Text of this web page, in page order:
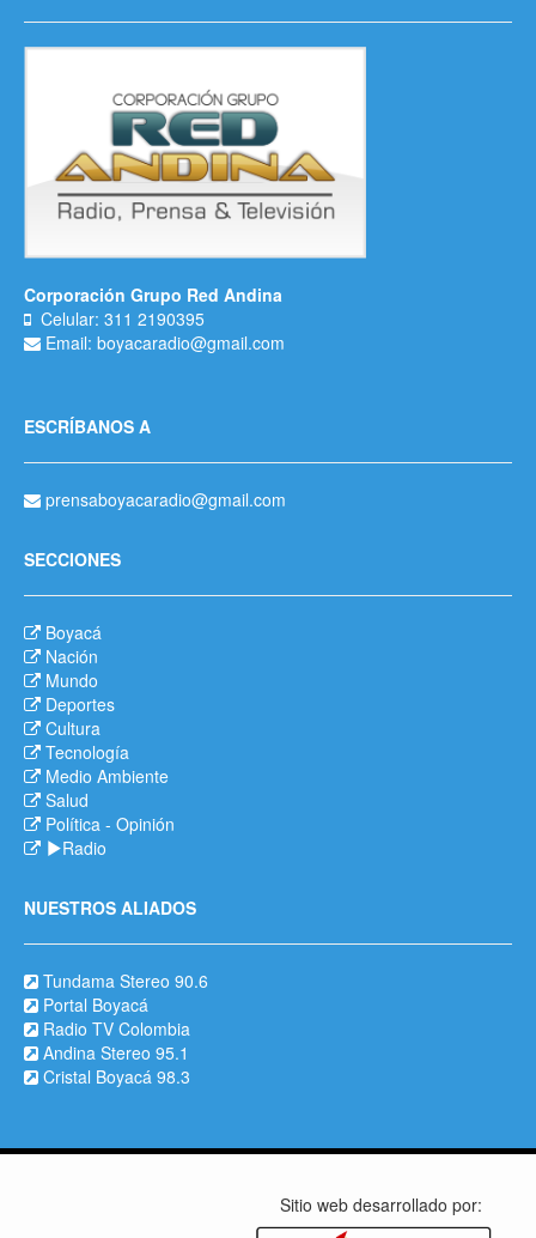
Corporación Grupo Red Andina
Celular: 311 2190395
Email: boyacaradio@gmail.com
ESCRÍBANOS A
prensaboyacaradio@gmail.com
SECCIONES
Boyacá
Nación
Mundo
Deportes
Cultura
Tecnología
Medio Ambiente
Salud
Política - Opinión
Radio
NUESTROS ALIADOS
Tundama Stereo 90.6
Portal Boyacá
Radio TV Colombia
Andina Stereo 95.1
Cristal Boyacá 98.3
Sitio web desarrollado por: